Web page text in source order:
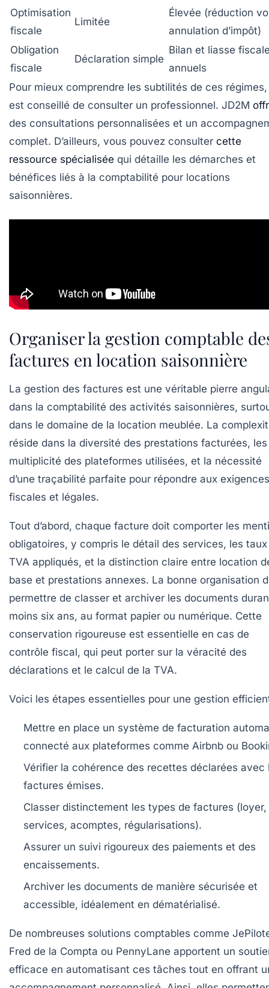
Optimisation
fiscale
Limitée
Élevée (réduction
annulation d’impôt)
Obligation
fiscale
Déclaration simple
Bilan et liasse
annuels
Pour mieux comprendre les subtilités de ces
est conseillé de consulter un professionnel. JD2M
des consultations personnalisées et un
complet. D’ailleurs, vous pouvez consulter cette
ressource spécialisée qui détaille les démarches et
bénéfices liés à la comptabilité pour locations
saisonnières.
Organiser la gestion comptable
factures en location saisonnière
La gestion des factures est une véritable pierre
dans la comptabilité des activités saisonnières,
dans le domaine de la location meublée. La
réside dans la diversité des prestations facturées, les
multiplicité des plateformes utilisées, et la nécessité
d’une traçabilité parfaite pour répondre aux exigences
fiscales et légales.
Tout d’abord, chaque facture doit comporter les
obligatoires, y compris le détail des services, les
TVA appliqués, et la distinction claire entre location
base et prestations annexes. La bonne organisation
permettre de classer et archiver les documents
moins six ans, au format papier ou numérique. Cette
conservation rigoureuse est essentielle en cas de
contrôle fiscal, qui peut porter sur la véracité des
déclarations et le calcul de la TVA.
Voici les étapes essentielles pour une gestion
Mettre en place un système de facturation
connecté aux plateformes comme Airbnb ou
Vérifier la cohérence des recettes déclarées avec
factures émises.
Classer distinctement les types de factures (loyer,
services, acomptes, régularisations).
Assurer un suivi rigoureux des paiements et des
encaissements.
Archiver les documents de manière sécurisée et
accessible, idéalement en dématérialisé.
De nombreuses solutions comptables comme
Fred de la Compta ou PennyLane apportent un
efficace en automatisant ces tâches tout en offrant